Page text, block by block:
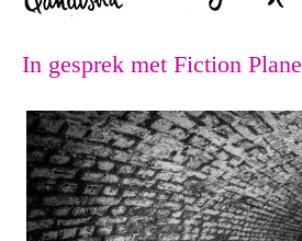
In gesprek met Fiction Plane